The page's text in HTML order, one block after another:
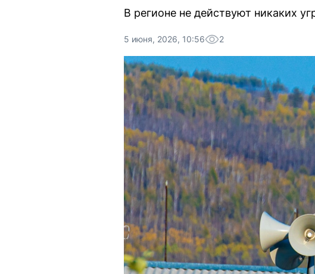
В регионе не действуют никаких
5 июня, 2026, 10:56 2